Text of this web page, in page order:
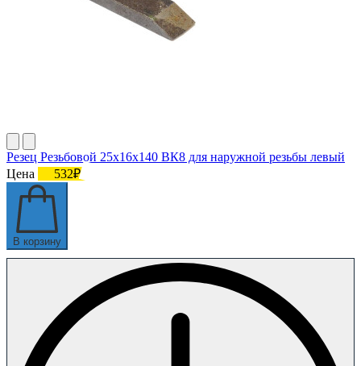
Резец Резьбовой 25х16х140 ВК8 для наружной резьбы левый
Цена
532₽
В корзину